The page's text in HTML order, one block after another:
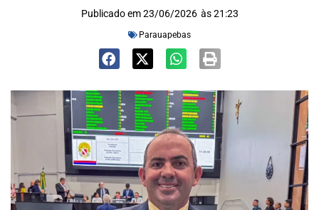
Publicado em 23/06/2026 às 21:23
Parauapebas